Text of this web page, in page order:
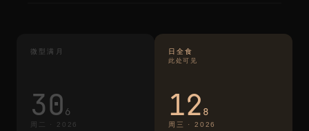
微型满月
30 6
周二 · 2026
日全食
此处可见
12 8
周三 · 2026